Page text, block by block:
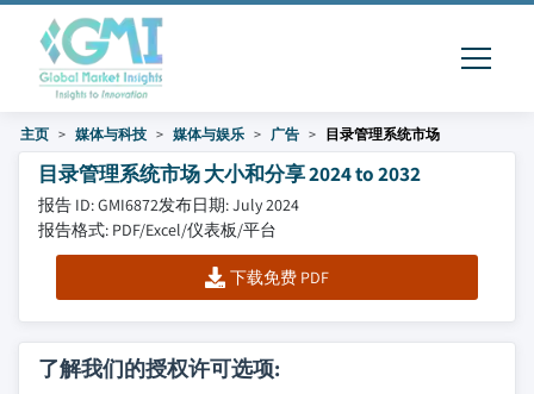
主页 媒体与科技 媒体与娱乐 广告 目录管理系统市场
目录管理系统市场 大小和分享 2024 to 2032
报告 ID: GMI6872发布日期: July 2024
报告格式: PDF/Excel/仪表板/平台
下载免费 PDF
了解我们的授权许可选项: